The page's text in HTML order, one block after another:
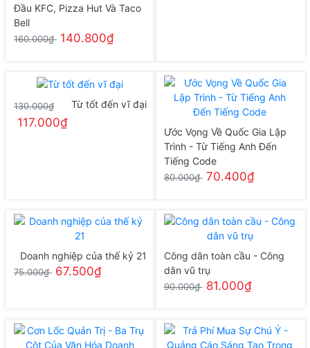
Đầu KFC, Pizza Hut Và Taco
Bell
160.000₫ 140.800₫
Từ tốt đến vĩ đại
130.000₫
117.000₫
Ước Vọng Về Quốc Gia Lập
Trình - Từ Tiếng Anh Đến
Tiếng Code
80.000₫ 70.400₫
Doanh nghiệp của thế kỷ 21
75.000₫ 67.500₫
Công dân toàn cầu - Công
dân vũ trụ
90.000₫ 81.000₫